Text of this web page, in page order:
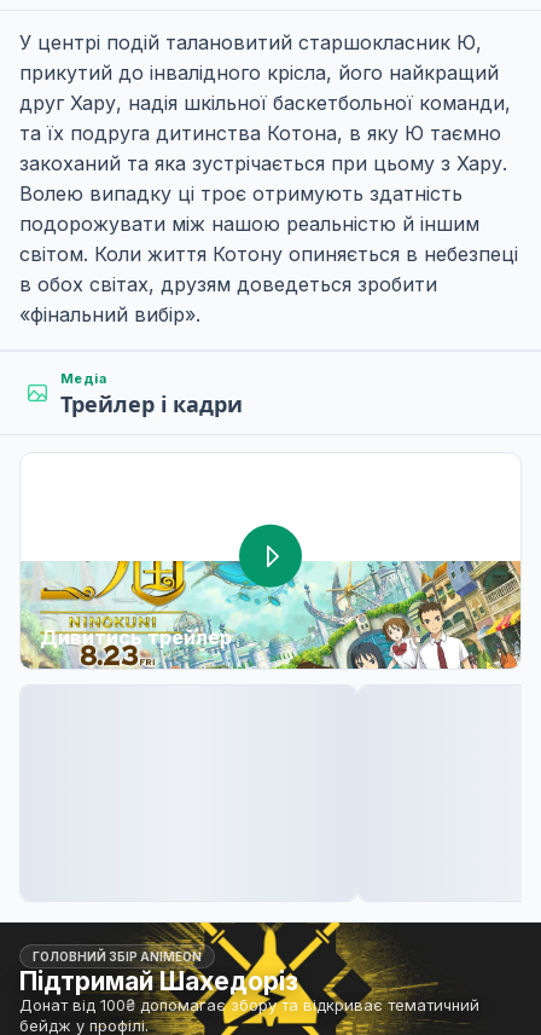
У центрі подій талановитий старшокласник Ю,
прикутий до інвалідного крісла, його найкращий
друг Хару, надія шкільної баскетбольної команди,
та їх подруга дитинства Котона, в яку Ю таємно
закоханий та яка зустрічається при цьому з Хару.
Волею випадку ці троє отримують здатність
подорожувати між нашою реальністю й іншим
світом. Коли життя Котону опиняється в небезпеці
в обох світах, друзям доведеться зробити
«фінальний вибір».
Медіа
Трейлер і кадри
Дивитись трейлер
ГОЛОВНИЙ ЗБІР ANIMEON
Підтримай Шахедоріз
Донат від 100₴ допомагає збору та відкриває тематичний
бейдж у профілі.